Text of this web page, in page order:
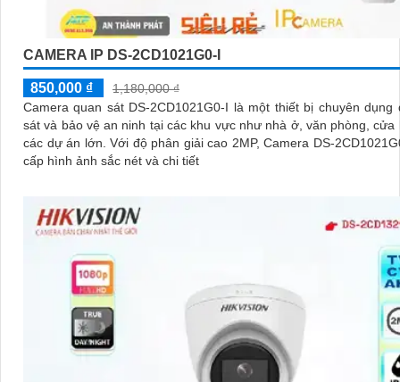
CAMERA IP DS-2CD1021G0-I
850,000 ₫
1,180,000 ₫
Camera quan sát DS-2CD1021G0-I là một thiết bị chuyên dụng
sát và bảo vệ an ninh tại các khu vực như nhà ở, văn phòng, cửa
các dự án lớn. Với độ phân giải cao 2MP, Camera DS-2CD1021G0-I cung
cấp hình ảnh sắc nét và chi tiết